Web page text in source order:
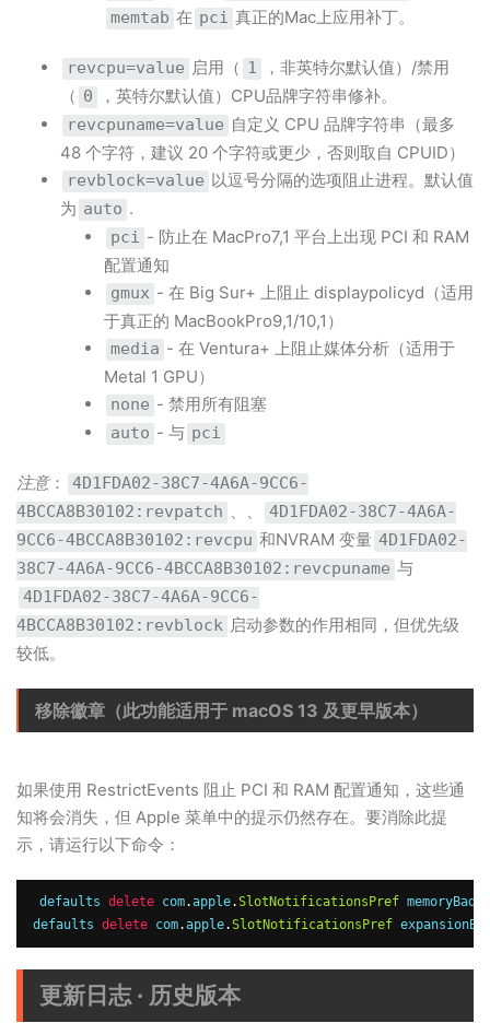
memtab 在 pci 真正的Mac上应用补丁。
revcpu=value 启用（ 1
，非英特尔默认值）/禁用
（ 0 ，英特尔默认值）CPU品牌字符串修补。
revcpuname=value 自定义 CPU 品牌字符串（最多
48 个字符，建议 20 个字符或更少，否则取自 CPUID）
revblock=value 以逗号分隔的选项阻止进程。默认值
为 auto .
pci - 防止在 MacPro7,1 平台上出现 PCI 和 RAM
配置通知
gmux - 在 Big Sur+ 上阻止 displaypolicyd（适用
于真正的 MacBookPro9,1/10,1）
media - 在 Ventura+ 上阻止媒体分析（适用于
Metal 1 GPU）
none - 禁用所有阻塞
auto - 与 pci
注意：
4D1FDA02-38C7-4A6A-9CC6-
4BCCA8B30102:revpatch
4D1FDA02-38C7-4A6A-
9CC6-4BCCA8B30102:revcpu 和NVRAM 变量 4D1FDA02-
38C7-4A6A-9CC6-4BCCA8B30102:revcpuname 与
4D1FDA02-38C7-4A6A-9CC6-
4BCCA8B30102:revblock 启动参数的作用相同，但优先级
较低。
移除徽章（此功能适用于 macOS 13 及更早版本）
如果使用 RestrictEvents 阻止 PCI 和 RAM 配置通知，这些通
知将会消失，但 Apple 菜单中的提示仍然存在。要消除此提
示，请运行以下命令：
defaults delete com.apple.SlotNotificationsPref
defaults delete com.apple.SlotNotificationsPref
更新日志 · 历史版本